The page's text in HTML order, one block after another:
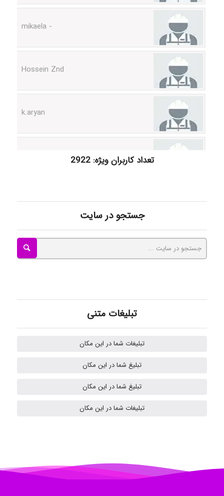
Hossein Znd
تعداد کاربران ویژه: 2922
جستجو در سایت
تبلیغات متنی
تبلیغات شما در این مکان
تبلیغ شما در این مکان
تبلیغ شما در این مکان
تبلیغات شما در این مکان